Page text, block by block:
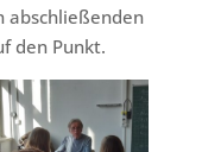
abschließenden
den Punkt.